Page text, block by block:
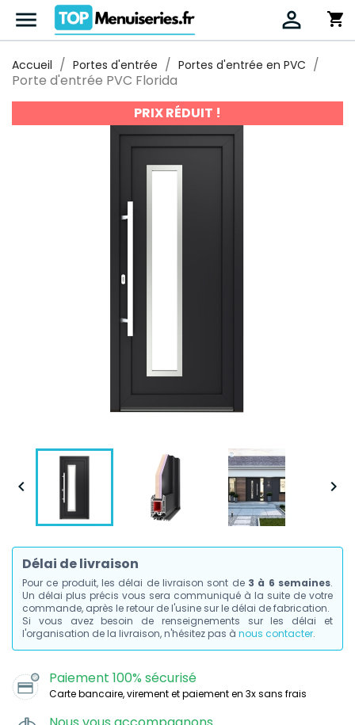
 shopping_cart

Accueil Portes d'entrée Portes d'entrée en PVC
Porte d'entrée PVC Florida
PRIX RÉDUIT !
 
Délai de livraison
Pour ce produit, les délai de livraison sont de 3 à 6 semaines.
Un délai plus précis vous sera communiqué à la suite de votre
commande, après le retour de l'usine sur le délai de fabrication.
Si vous avez besoin de renseignements sur les délai et
l'organisation de la livraison, n'hésitez pas à nous contacter.
Paiement 100% sécurisé
Carte bancaire, virement et paiement en 3x sans frais